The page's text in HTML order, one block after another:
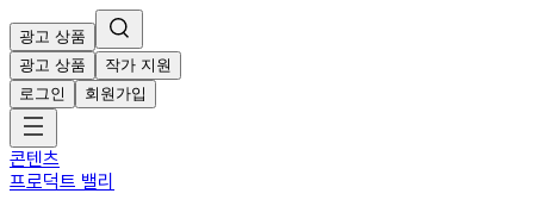
광고 상품
광고 상품
작가 지원
로그인
회원가입
콘텐츠
프로덕트 밸리